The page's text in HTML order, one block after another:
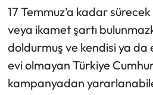
17 Temmuz’a kadar sürecek
veya ikamet şartı
doldurmuş ve kendisi ya da
evi olmayan Türkiye
kampanyadan